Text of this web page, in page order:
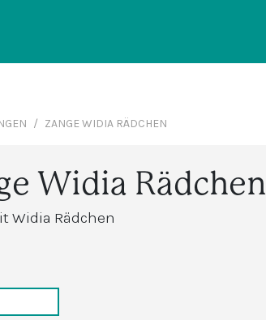
ZANGE WIDIA RÄDCHEN
Widia Rädchen
Widia Rädchen